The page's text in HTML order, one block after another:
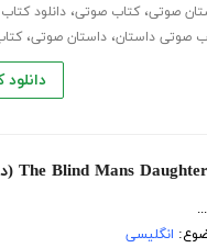
صوتی،کتاب صوتی،دانلود
صوتی داستان،داستان صوتی،
انگلیسی